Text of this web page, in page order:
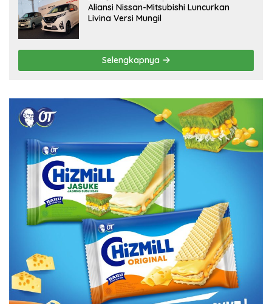
Aliansi Nissan-Mitsubishi Luncurkan
Livina Versi Mungil
Selengkapnya